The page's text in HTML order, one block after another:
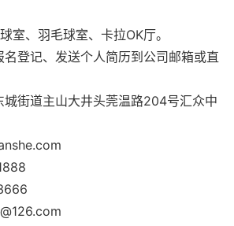
室、羽毛球室、卡拉OK厅。
登记、发送个人简历到公司邮箱或直
城街道主山大井头莞温路204号汇众中